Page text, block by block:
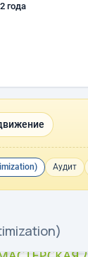
года
Аудит